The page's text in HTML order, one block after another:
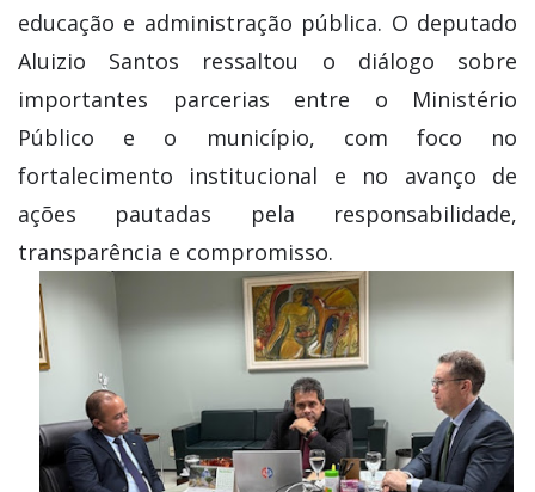
educação e administração pública. O deputado
Aluizio Santos ressaltou o diálogo sobre
importantes parcerias entre o Ministério
Público e o município, com foco no
fortalecimento institucional e no avanço de
ações pautadas pela responsabilidade,
transparência e compromisso.